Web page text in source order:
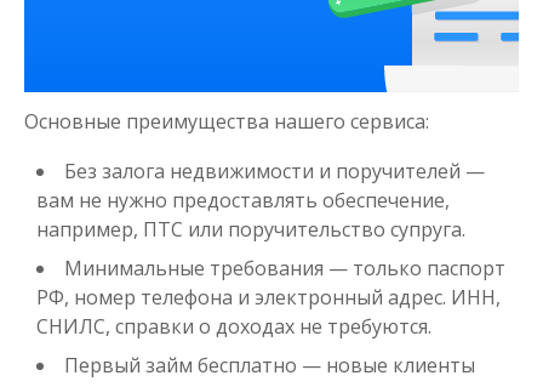
Срок от 1до 21 дня
Получить
Основные преимущества нашего сервиса:
Без залога недвижимости и поручителей —
вам не нужно предоставлять обеспечение,
например, ПТС или поручительство супруга.
Минимальные требования — только паспорт
РФ, номер телефона и электронный адрес. ИНН,
СНИЛС, справки о доходах не требуются.
Первый займ бесплатно — новые клиенты